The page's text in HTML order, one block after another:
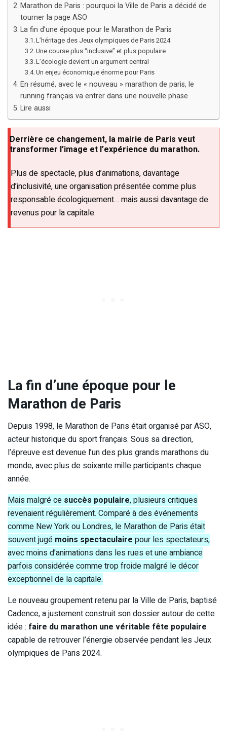
Marathon de Paris : pourquoi la Ville de Paris a décidé de
tourner la page ASO
La fin d’une époque pour le Marathon de Paris
L’héritage des Jeux olympiques de Paris 2024
Une course plus “inclusive” et plus populaire
L’écologie devient un argument central
Un enjeu économique énorme pour Paris
En résumé, avec le « nouveau » marathon de paris, le
running français va entrer dans une nouvelle phase
Lire aussi
Derrière ce changement, la mairie de Paris veut
transformer l’image et l’expérience du marathon.
Plus de spectacle, plus d’animations, davantage
d’inclusivité, une organisation présentée comme plus
responsable écologiquement… mais aussi davantage de
revenus pour la capitale.
La fin d’une époque pour le
Marathon de Paris
Depuis 1998, le Marathon de Paris était organisé par ASO,
acteur historique du sport français. Sous sa direction,
l’épreuve est devenue l’un des plus grands marathons du
monde, avec plus de soixante mille participants chaque
année.
Mais malgré ce succès populaire, plusieurs critiques
revenaient régulièrement. Comparé à des événements
comme New York ou Londres, le Marathon de Paris était
souvent jugé moins spectaculaire pour les spectateurs,
avec moins d’animations dans les rues et une ambiance
parfois considérée comme trop froide malgré le décor
exceptionnel de la capitale.
Le nouveau groupement retenu par la Ville de Paris, baptisé
Cadence, a justement construit son dossier autour de cette
idée : faire du marathon une véritable fête populaire
capable de retrouver l’énergie observée pendant les Jeux
olympiques de Paris 2024.